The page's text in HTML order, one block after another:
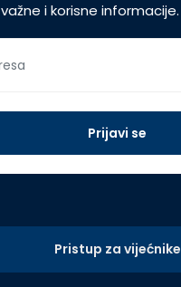
i korisne informacije.
Pristup za vijećnike